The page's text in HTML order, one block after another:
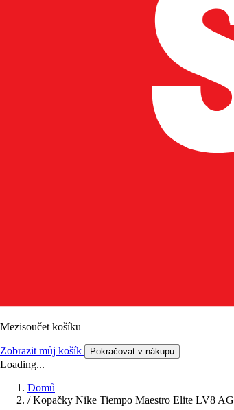
Mezisoučet košíku
Zobrazit můj košík Pokračovat v nákupu
Loading...
Domů
/ Kopačky Nike Tiempo Maestro Elite LV8 AG